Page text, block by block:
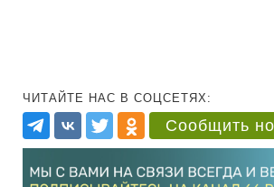
ЧИТАЙТЕ НАС В СОЦСЕТЯХ:
Сообщить